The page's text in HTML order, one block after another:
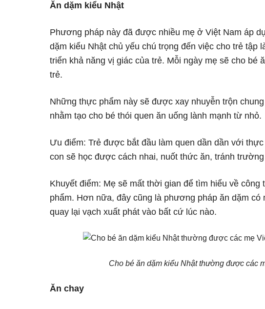
Ăn dặm kiểu Nhật
Phương pháp này đã được nhiều mẹ ở Việt Nam áp
dặm kiểu Nhật chủ yếu chú trọng đến việc cho trẻ tập
triển khả năng vị giác của trẻ. Mỗi ngày mẹ sẽ cho bé
trẻ.
Những thực phẩm này sẽ được xay nhuyễn trộn
nhằm tạo cho bé thói quen ăn uống lành mạnh từ nhỏ.
Ưu điểm: Trẻ được bắt đầu làm quen dần dần với
con sẽ học được cách nhai, nuốt thức ăn, tránh
Khuyết điểm: Mẹ sẽ mất thời gian để tìm hiểu về
phẩm. Hơn nữa, đây cũng là phương pháp ăn dặm
quay lại vạch xuất phát vào bất cứ lúc nào.
Cho bé ăn dặm kiểu Nhật thường được các
Ăn chay